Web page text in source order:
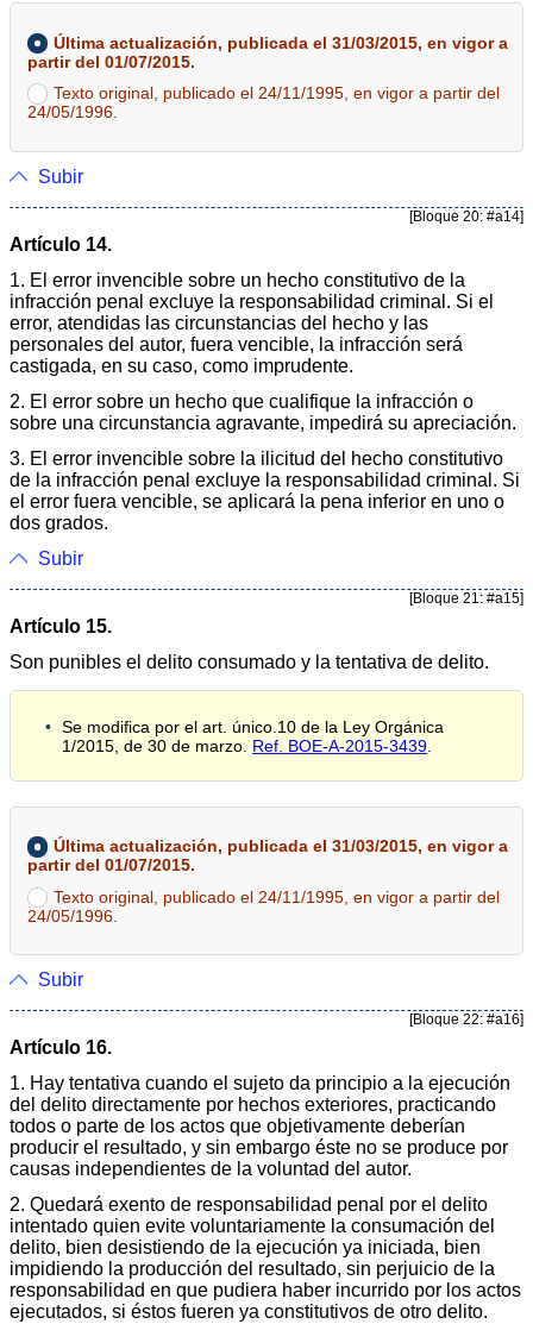
Última actualización, publicada el 31/03/2015, en vigor a
partir del 01/07/2015.
Texto original, publicado el 24/11/1995, en vigor a partir del
24/05/1996.
Subir
[Bloque 20: #a14]
Artículo 14.
1. El error invencible sobre un hecho constitutivo de la
infracción penal excluye la responsabilidad criminal. Si el
error, atendidas las circunstancias del hecho y las
personales del autor, fuera vencible, la infracción será
castigada, en su caso, como imprudente.
2. El error sobre un hecho que cualifique la infracción o
sobre una circunstancia agravante, impedirá su apreciación.
3. El error invencible sobre la ilicitud del hecho constitutivo
de la infracción penal excluye la responsabilidad criminal. Si
el error fuera vencible, se aplicará la pena inferior en uno o
dos grados.
Subir
[Bloque 21: #a15]
Artículo 15.
Son punibles el delito consumado y la tentativa de delito.
Se modifica por el art. único.10 de la Ley Orgánica
1/2015, de 30 de marzo. Ref. BOE-A-2015-3439
Última actualización, publicada el 31/03/2015, en vigor a
partir del 01/07/2015.
Texto original, publicado el 24/11/1995, en vigor a partir del
24/05/1996.
Subir
[Bloque 22: #a16]
Artículo 16.
1. Hay tentativa cuando el sujeto da principio a la ejecución
del delito directamente por hechos exteriores, practicando
todos o parte de los actos que objetivamente deberían
producir el resultado, y sin embargo éste no se produce por
causas independientes de la voluntad del autor.
2. Quedará exento de responsabilidad penal por el delito
intentado quien evite voluntariamente la consumación del
delito, bien desistiendo de la ejecución ya iniciada, bien
impidiendo la producción del resultado, sin perjuicio de la
responsabilidad en que pudiera haber incurrido por los actos
ejecutados, si éstos fueren ya constitutivos de otro delito.